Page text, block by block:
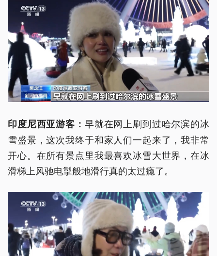
印度尼西亚游客： 早就在网上刷到过哈尔滨的冰
雪盛景，这次我终于和家人们一起来了，我非常
开心。在所有景点里我最喜欢冰雪大世界，在冰
滑梯上风驰电掣般地滑行真的太过瘾了。